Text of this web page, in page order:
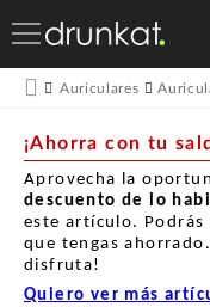
Auriculares
¡Ahorra con tu
Aprovecha la
descuento de lo
este artículo. Podrás
que tengas
disfruta!
Quiero ver más